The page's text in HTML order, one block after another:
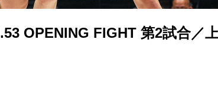
OPENING FIGHT 第2試合／